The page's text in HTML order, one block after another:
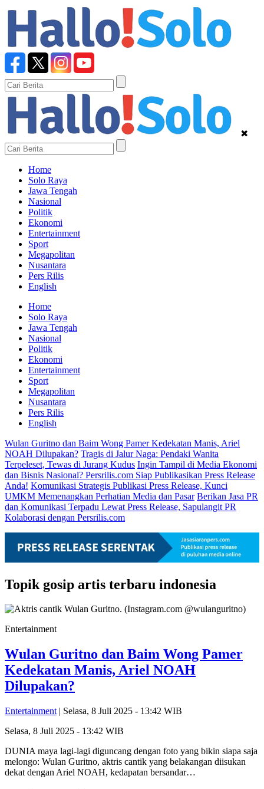
✖
Home
Solo Raya
Jawa Tengah
Nasional
Politik
Ekonomi
Entertainment
Sport
Megapolitan
Nusantara
Pers Rilis
English
Home
Solo Raya
Jawa Tengah
Nasional
Politik
Ekonomi
Entertainment
Sport
Megapolitan
Nusantara
Pers Rilis
English
Wulan Guritno dan Baim Wong Pamer Kedekatan Manis, Ariel
NOAH Dilupakan? Tragis di Jalur Naga: Pendaki Wanita
Terpeleset, Tewas di Jurang Kudus Ingin Tampil di Media Ekonomi
dan Bisnis Nasional? Persrilis.com Siap Publikasikan Press Release
Anda! Komunikasi Strategis Publikasi Press Release, Kunci
UMKM Memenangkan Perhatian Media dan Pasar Berikan Jasa PR
dan Komunikasi Terpadu Lewat Press Release, Sapulangit PR
Kolaborasi dengan Persrilis.com
Topik gosip artis terbaru indonesia
Entertainment
Wulan Guritno dan Baim Wong Pamer
Kedekatan Manis, Ariel NOAH
Dilupakan?
Entertainment | Selasa, 8 Juli 2025 - 13:42 WIB
Selasa, 8 Juli 2025 - 13:42 WIB
DUNIA maya lagi-lagi diguncang dengan foto yang bikin siapa saja
melongo: Wulan Guritno, aktris cantik yang belakangan diisukan
dekat dengan Ariel NOAH, kedapatan bersandar…